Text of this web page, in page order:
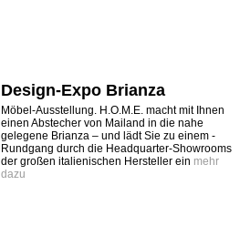
Design-Expo Brianza
Möbel-Ausstellung. H.O.M.E. macht mit Ihnen
einen Abstecher von Mailand in die nahe
gelegene Brianza – und lädt Sie zu einem ­
Rundgang durch die Headquarter-Showrooms
der großen italienischen Hersteller ein mehr
dazu